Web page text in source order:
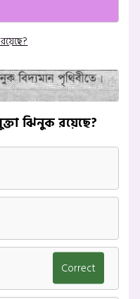
ঝিনুক রয়েছে?
Correct